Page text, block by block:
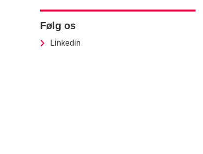
Følg os
Linkedin